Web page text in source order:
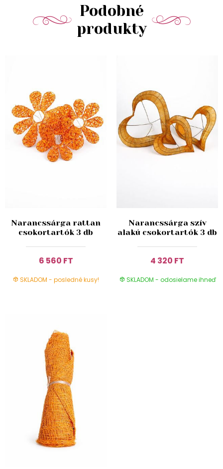
Podobné
produkty
Narancssárga rattan
csokortartók 3 db
6 560 FT
SKLADOM - posledné kusy!
Narancssárga szív
alakú csokortartók 3 db
4 320 FT
SKLADOM - odosielame ihneď